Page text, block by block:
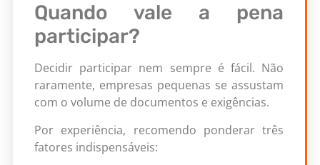
Quando vale a pena
participar?
Decidir participar nem sempre é fácil. Não
raramente, empresas pequenas se assustam
com o volume de documentos e exigências.
Por experiência, recomendo ponderar três
fatores indispensáveis: